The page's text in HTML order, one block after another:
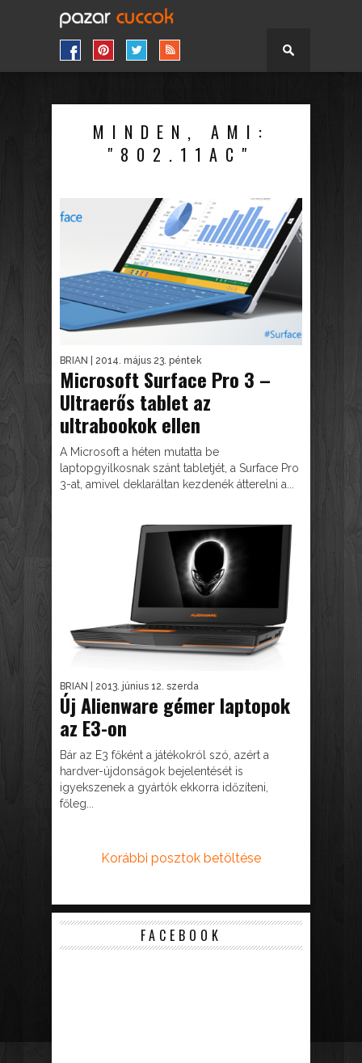
MINDEN, AMI:
"802.11AC"
BRIAN | 2014. május 23. péntek
Microsoft Surface Pro 3 –
Ultraerős tablet az
ultrabookok ellen
A Microsoft a héten mutatta be
laptopgyilkosnak szánt tabletjét, a Surface Pro
3-at, amivel deklaráltan kezdenék átterelni a...
BRIAN | 2013. június 12. szerda
Új Alienware gémer laptopok
az E3-on
Bár az E3 főként a játékokról szó, azért a
hardver-újdonságok bejelentését is
igyekszenek a gyártók ekkorra időzíteni,
főleg...
Korábbi posztok betöltése
FACEBOOK